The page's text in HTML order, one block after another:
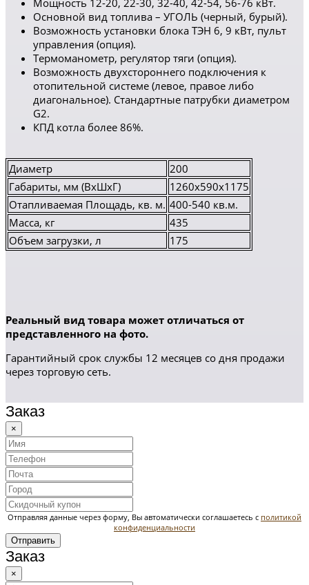
Мощность 12-20, 22-30, 32-40, 42-54, 56-76 кВт.
Основной вид топлива – УГОЛЬ (черный, бурый).
Возможность установки блока ТЭН 6, 9 кВт, пульт
управления (опция).
Термоманометр, регулятор тяги (опция).
Возможность двухстороннего подключения к
отопительной системе (левое, правое либо
диагональное). Стандартные патрубки диаметром
G2.
КПД котла более 86%.
Диаметр
200
Габариты, мм (ВхШхГ)
1260x590x1175
Отапливаемая Площадь, кв. м. 400-540 кв.м.
Масса, кг
435
Объем загрузки, л
175
Реальный вид товара может отличаться от
представленного на фото.
Гарантийный срок службы 12 месяцев со дня продажи
через торговую сеть.
Заказ
×
Отправляя данные через форму, Вы автоматически соглашаетесь с политикой
конфиденциальности
Отправить
Заказ
×